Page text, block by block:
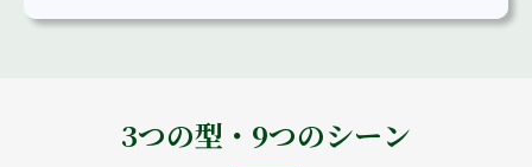
3つの型・9つのシーン